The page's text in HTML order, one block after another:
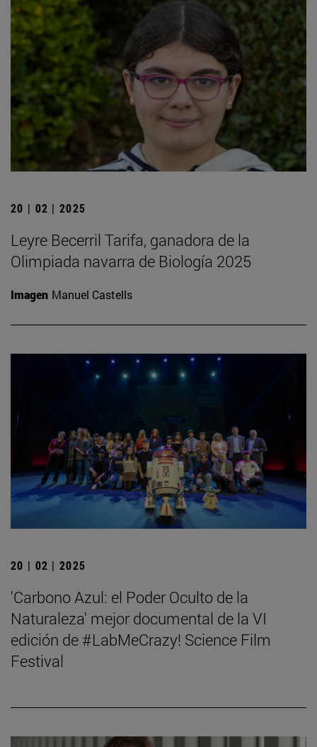
20 | 02 | 2025
Leyre Becerril Tarifa, ganadora de la
Olimpiada navarra de Biología 2025
Imagen Manuel Castells
20 | 02 | 2025
'Carbono Azul: el Poder Oculto de la
Naturaleza' mejor documental de la VI
edición de #LabMeCrazy! Science Film
Festival